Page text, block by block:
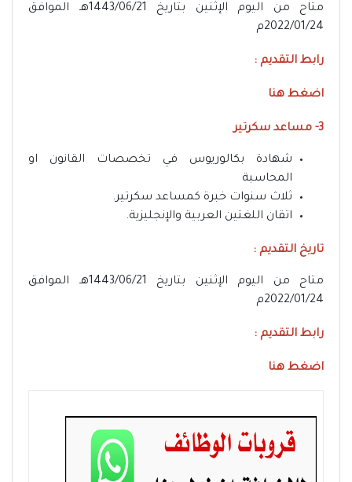
متاح من اليوم الإثنين بتاريخ 1443/06/21هـ الموافق
2022/01/24م
رابط التقديم :
اضغط هنا
3- مساعد سكرتير
شهادة بكالوريوس في تخصصات القانون او
المحاسبة
ثلاث سنوات خبرة كمساعد سكرتير.
اتقان اللغتين العربية والإنجليزية.
تاريخ التقديم :
متاح من اليوم الإثنين بتاريخ 1443/06/21هـ الموافق
2022/01/24م
رابط التقديم :
اضغط هنا